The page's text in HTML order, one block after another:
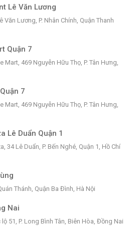
Lê Văn Lương
Văn Lương, P. Nhân Chính, Quận Thanh
Quận 7
Mart, 469 Nguyễn Hữu Thọ, P. Tân Hưng,
7
Mart, 469 Nguyễn Hữu Thọ, P. Tân Hưng,
Lê Duẩn Quận 1
34 Lê Duẩn, P. Bến Nghé, Quận 1, Hồ Chí
Thánh, Quận Ba Đình, Hà Nội
Nai
51, P. Long Bình Tân, Biên Hòa, Đồng Nai